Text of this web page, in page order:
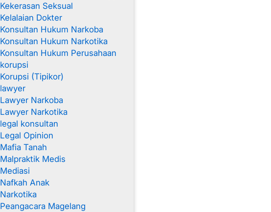
Kekerasan Seksual
Kelalaian Dokter
Konsultan Hukum Narkoba
Konsultan Hukum Narkotika
Konsultan Hukum Perusahaan
korupsi
Korupsi (Tipikor)
lawyer
Lawyer Narkoba
Lawyer Narkotika
legal konsultan
Legal Opinion
Mafia Tanah
Malpraktik Medis
Mediasi
Nafkah Anak
Narkotika
Peangacara Magelang